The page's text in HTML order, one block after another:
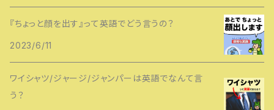
『ちょっと顔を出す』って英語でどう言うの？
2023/6/11
ワイシャツ/ジャージ/ジャンパーは英語でなんて言
う？